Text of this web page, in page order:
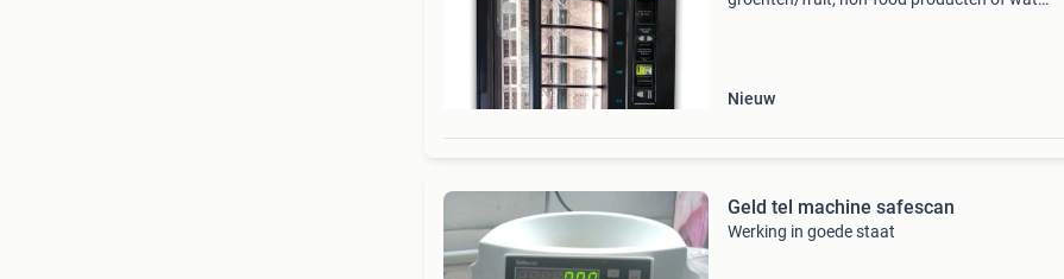
Nieuw
Geld tel machine safescan
Werking in goede staat